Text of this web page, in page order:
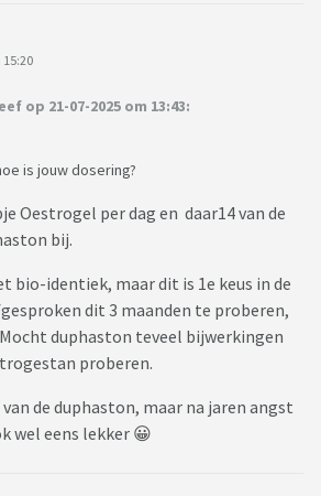
15:20
op 21-07-2025 om 13:43:
is jouw dosering?
Oestrogel per dag en daar14 van de
bij.
bio-identiek, maar dit is 1e keus in de
dit 3 maanden te proberen,
duphaston teveel bijwerkingen
proberen.
de duphaston, maar na jaren angst
wel eens lekker 😀